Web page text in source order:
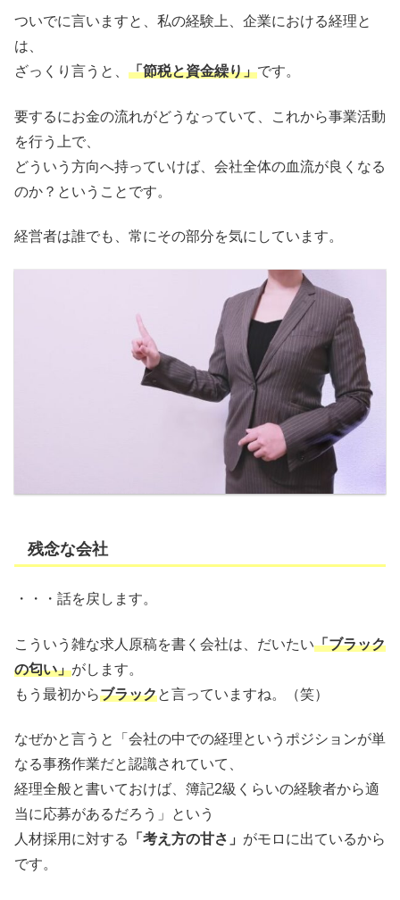
ついでに言いますと、私の経験上、企業における経理と
は、
ざっくり言うと、 「節税と資金繰り」です。
要するにお金の流れがどうなっていて、これから事業活動
を行う上で、
どういう方向へ持っていけば、会社全体の血流が良くなる
のか？ということです。
経営者は誰でも、常にその部分を気にしています。
残念な会社
・・・話を戻します。
こういう雑な求人原稿を書く会社は、だいたい「ブラック
の匂い」がします。
もう最初からブラックと言っていますね。（笑）
なぜかと言うと「会社の中での経理というポジションが単
なる事務作業だと認識されていて、
経理全般と書いておけば、簿記2級くらいの経験者から適
当に応募があるだろう」という
人材採用に対する
「考え方の甘さ」 がモロに出ているから
です。